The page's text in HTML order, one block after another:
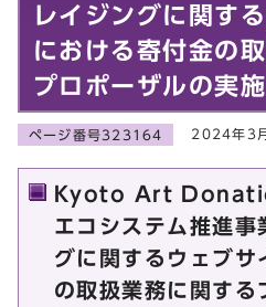
レイジングに関す
における寄付金の
プロポーザルの実
ページ番号323164 2024年3
Kyoto Art
エコシステム推進事
グに関するウェブサ
の取扱業務に関する